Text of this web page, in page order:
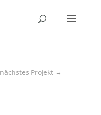
nächstes Projekt →